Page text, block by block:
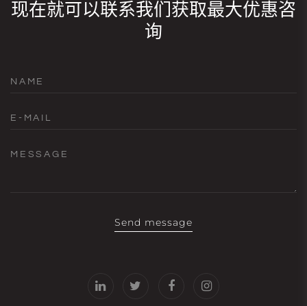
现在就可以联系我们获取最大优惠咨
询
NAME
E-MAIL
MESSAGE
Send message